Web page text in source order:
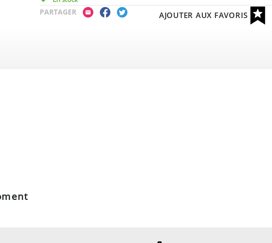
PARTAGER AJOUTER AUX FAVORIS